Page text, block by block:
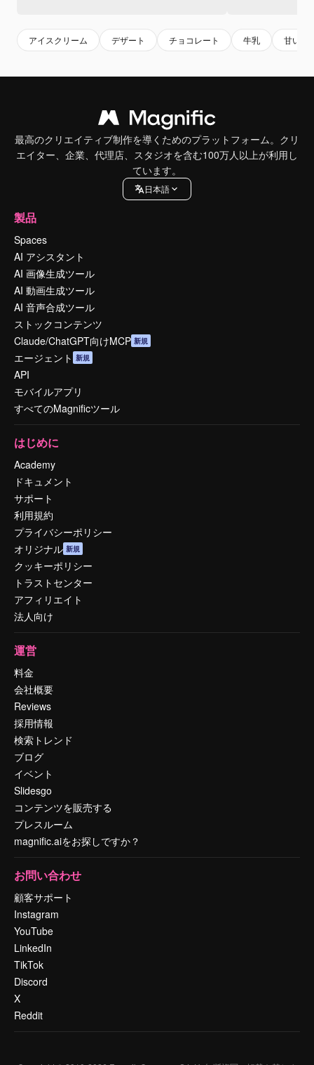
アイスクリーム デザート チョコレート 牛乳 甘い
最高のクリエイティブ制作を導くためのプラットフォーム。クリ
エイター、企業、代理店、スタジオを含む100万人以上が利用し
ています。
日本語
製品
Spaces
AI アシスタント
AI 画像生成ツール
AI 動画生成ツール
AI 音声合成ツール
ストックコンテンツ
Claude/ChatGPT向けMCP 新規
エージェント 新規
API
モバイルアプリ
すべてのMagnificツール
はじめに
Academy
ドキュメント
サポート
利用規約
プライバシーポリシー
オリジナル 新規
クッキーポリシー
トラストセンター
アフィリエイト
法人向け
運営
料金
会社概要
Reviews
採用情報
検索トレンド
ブログ
イベント
Slidesgo
コンテンツを販売する
プレスルーム
magnific.aiをお探しですか？
お問い合わせ
顧客サポート
Instagram
YouTube
LinkedIn
TikTok
Discord
X
Reddit